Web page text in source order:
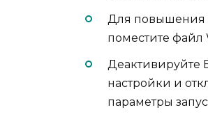
Для повышения
поместите файл
Деактивируйте
настройки и
параметры